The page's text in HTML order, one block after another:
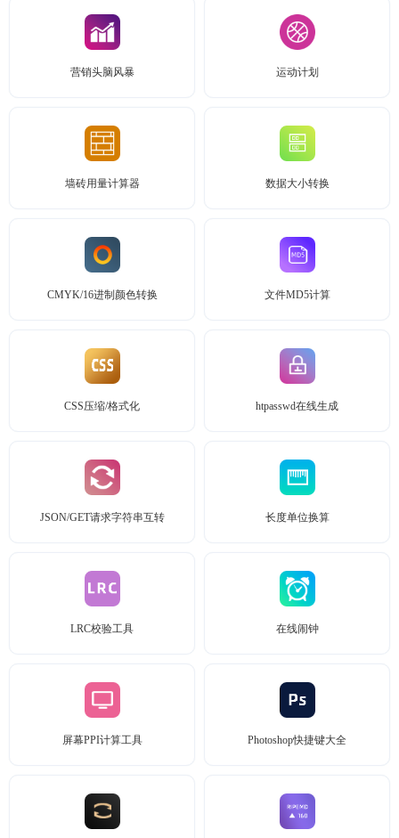
营销头脑风暴 运动计划
墙砖用量计算器 数据大小转换
CMYK/16进制颜色转换 文件MD5计算
CSS压缩/格式化 htpasswd在线生成
JSON/GET请求字符串互转 长度单位换算
LRC校验工具 在线闹钟
屏幕PPI计算工具 Photoshop快捷键大全